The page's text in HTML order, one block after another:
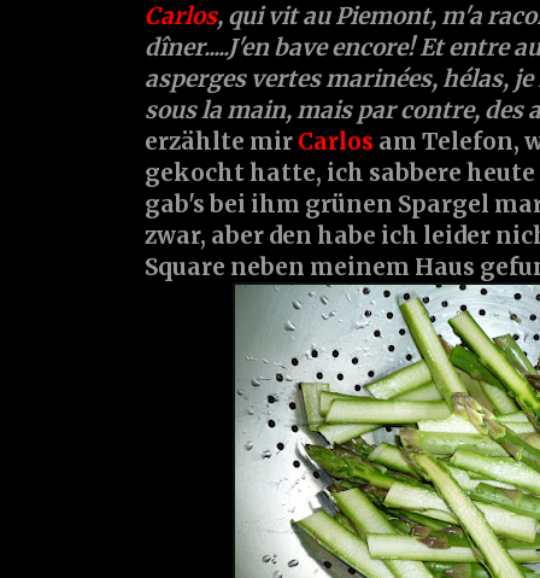
Carlos, qui vit au Piemont, m'a
dîner.....J'en bave encore! Et entre
asperges vertes marinées, hélas,
sous la main, mais par contre, des
erzählte mir Carlos am Telefon,
gekocht hatte, ich sabbere
gab's bei ihm grünen Spargel
zwar, aber den habe ich leider
Square neben meinem Haus